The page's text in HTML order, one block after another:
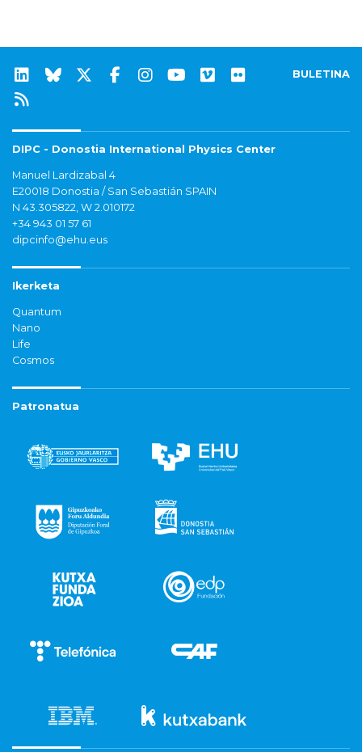
BULETINA
DIPC - Donostia International Physics Center
Manuel Lardizabal 4
E20018 Donostia / San Sebastián SPAIN
N 43.305822, W 2.010172
+34 943 01 57 61
dipcinfo@ehu.eus
Ikerketa
Quantum
Nano
Life
Cosmos
Patronatua